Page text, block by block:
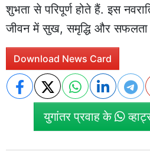
शुभता से परिपूर्ण होते हैं. इस
जीवन में सुख, समृद्धि और सफलता
Download News Card
युगांतर प्रवाह के